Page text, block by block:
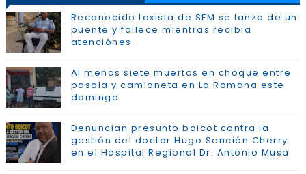
Reconocido taxista de SFM se lanza de un
puente y fallece mientras recibia
atenciónes.
Al menos siete muertos en choque entre
pasola y camioneta en La Romana este
domingo
Denuncian presunto boicot contra la
gestión del doctor Hugo Sención Cherry
en el Hospital Regional Dr. Antonio Musa